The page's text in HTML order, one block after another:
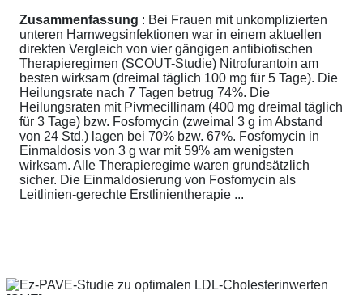
Zusammenfassung : Bei Frauen mit unkomplizierten
unteren Harnwegsinfektionen war in einem aktuellen
direkten Vergleich von vier gängigen antibiotischen
Therapieregimen (SCOUT-Studie) Nitrofurantoin am
besten wirksam (dreimal täglich 100 mg für 5 Tage). Die
Heilungsrate nach 7 Tagen betrug 74%. Die
Heilungsraten mit Pivmecillinam (400 mg dreimal täglich
für 3 Tage) bzw. Fosfomycin (zweimal 3 g im Abstand
von 24 Std.) lagen bei 70% bzw. 67%. Fosfomycin in
Einmaldosis von 3 g war mit 59% am wenigsten
wirksam. Alle Therapieregime waren grundsätzlich
sicher. Die Einmaldosierung von Fosfomycin als
Leitlinien-gerechte Erstlinientherapie ...